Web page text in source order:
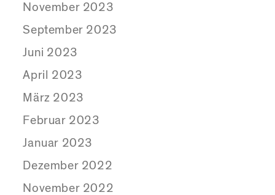
November 2023
September 2023
Juni 2023
April 2023
März 2023
Februar 2023
Januar 2023
Dezember 2022
November 2022